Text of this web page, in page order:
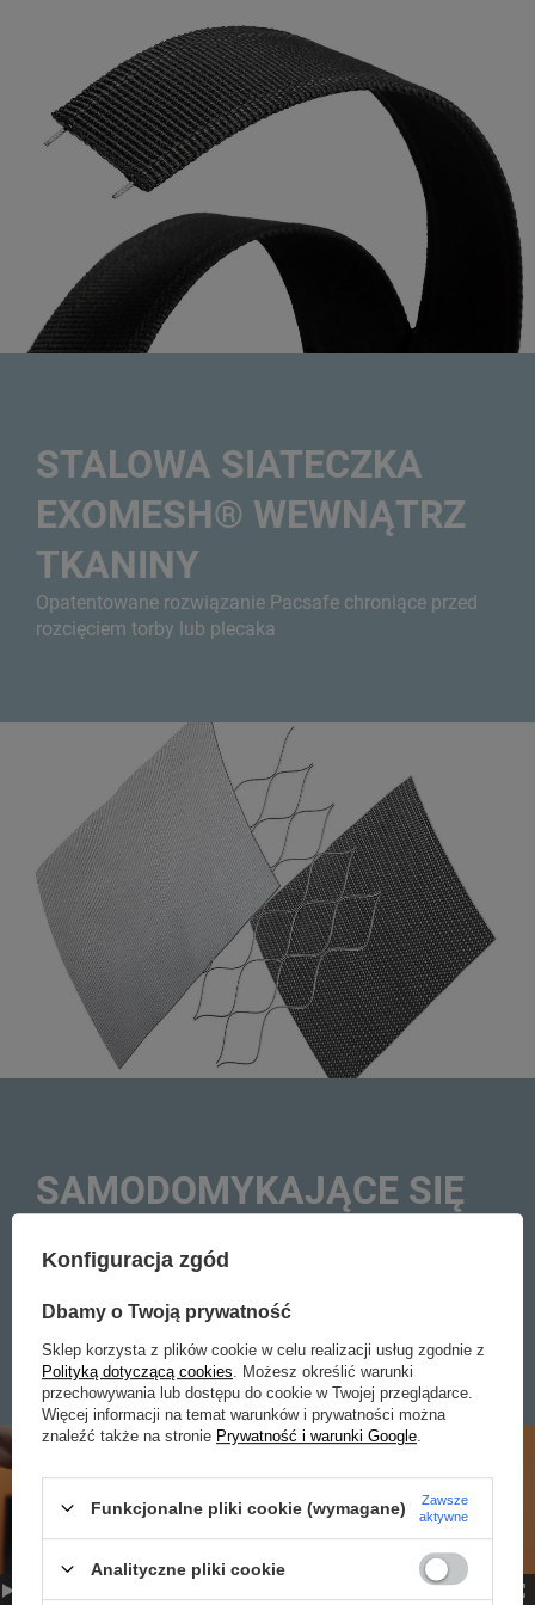
STALOWA SIATECZKA
EXOMESH® WEWNĄTRZ
TKANINY
Opatentowane rozwiązanie Pacsafe chroniące przed
rozcięciem torby lub plecaka
SAMODOMYKAJĄCE SIĘ
ZAMKI BŁYSKAWICZNE
Dopnij zamek do samego końca, a sam się nie
rozsunie. Do otwarcia potrzebne obie ręce. Szybki i
łatwy sposób przeciwko kieszonkowcom.
Konfiguracja zgód
Dbamy o Twoją prywatność
Sklep korzysta z plików cookie w celu realizacji usług zgodnie z
Polityką dotyczącą cookies . Możesz określić warunki
przechowywania lub dostępu do cookie w Twojej przeglądarce.
Więcej informacji na temat warunków i prywatności można
znaleźć także na stronie Prywatność i warunki Google
Funkcjonalne pliki cookie (wymagane)
Zawsze
aktywne
Analityczne pliki cookie